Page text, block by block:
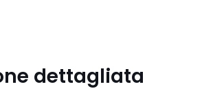
dettagliata